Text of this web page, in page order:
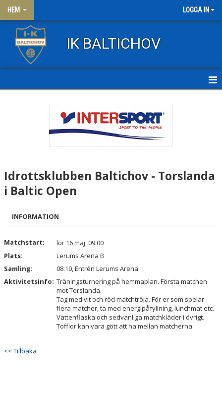
HEM LOGGA IN
IK BALTICHOV
FRITIDSKORTET
KALENDER
MATCHER
Idrottsklubben Baltichov - Torslanda
i Baltic Open
INFORMATION
Matchstart:
lör 16 maj, 09:00
Plats:
Lerums Arena B
Samling:
08:10, Entrén Lerums Arena
Aktivitetsinfo: Träningsturnering på hemmaplan. Första matchen
mot Torslanda.
Tag med vit och röd matchtröja. För er som spelar
flera matcher, ta med energipåfyllning, lunchmat etc.
Vattenflaska och sedvanliga matchkläder i övrigt.
Tofflor kan vara gött att ha mellan matcherna.
<< Tillbaka